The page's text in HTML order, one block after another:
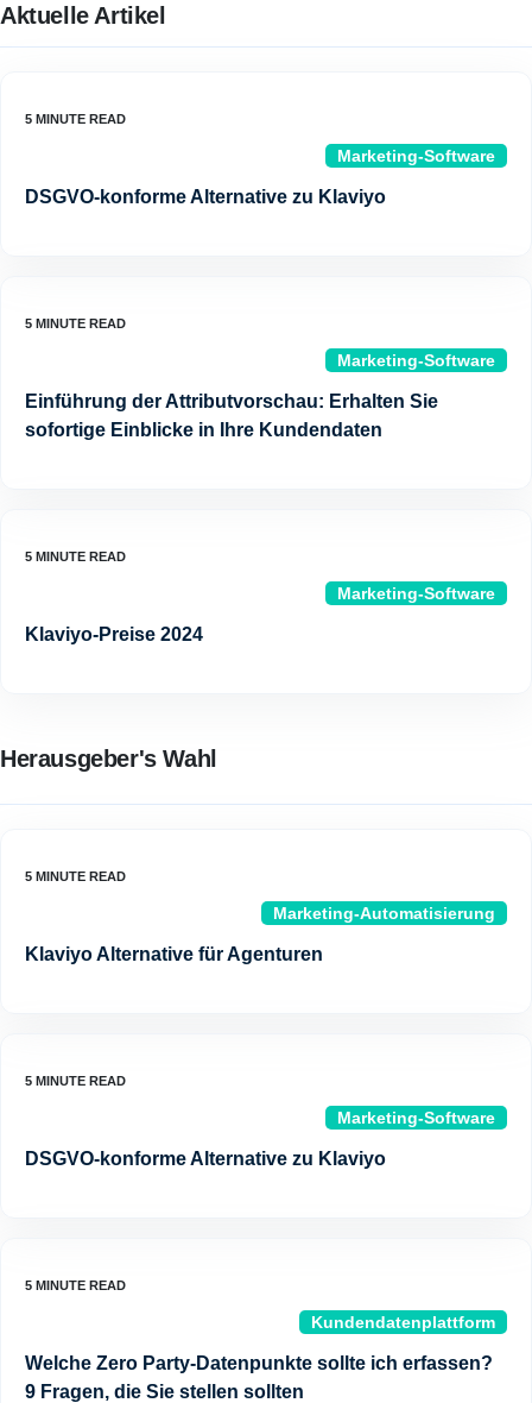
Aktuelle Artikel
Marketing-Software
DSGVO-konforme Alternative zu Klaviyo
Marketing-Software
Einführung der Attributvorschau: Erhalten Sie
sofortige Einblicke in Ihre Kundendaten
Marketing-Software
Klaviyo-Preise 2024
Herausgeber's Wahl
Marketing-Automatisierung
Klaviyo Alternative für Agenturen
Marketing-Software
DSGVO-konforme Alternative zu Klaviyo
Kundendatenplattform
Welche Zero Party-Datenpunkte sollte ich erfassen?
9 Fragen, die Sie stellen sollten